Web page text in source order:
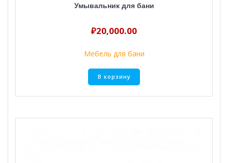
Умывальник для бани
₽20,000.00
Мебель для бани
В корзину